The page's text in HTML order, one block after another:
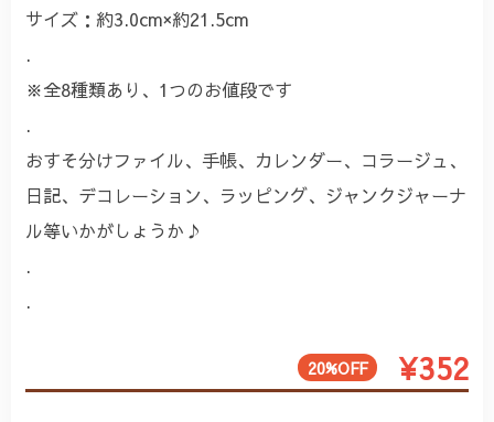
サイズ：約3.0cm×約21.5cm
.
※全8種類あり、1つのお値段です
.
おすそ分けファイル、手帳、カレンダー、コラージュ、
日記、デコレーション、ラッピング、ジャンクジャーナ
ル等いかがしょうか♪
.
.
20%OFF ¥352